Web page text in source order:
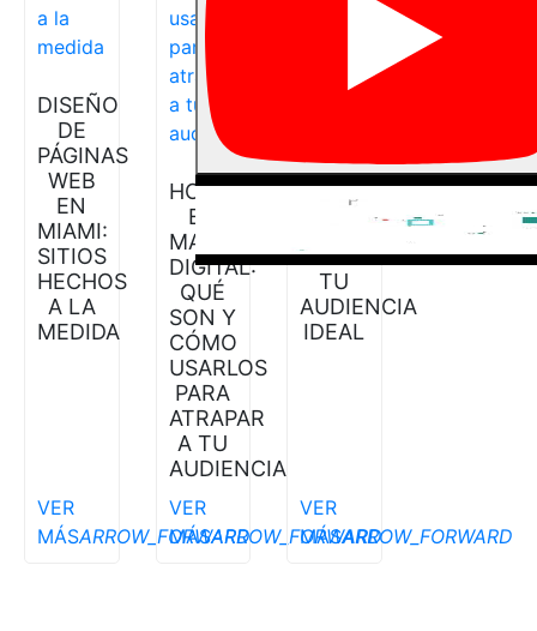
DISEÑO
DE
PÁGINAS
WEB
EN
MIAMI:
SITIOS
HECHOS
A LA
MEDIDA
VER
MÁSARROW_FORWARD
HOOKS
EN
MARKETING
DIGITAL:
QUÉ
SON Y
CÓMO
USARLOS
PARA
ATRAPAR
A TU
AUDIENCIA
VER
MÁSARROW_FORWARD
SOCIALES
MIAMI:
CON
TU
AUDIENCIA
IDEAL
VER
MÁSARROW_FORWARD